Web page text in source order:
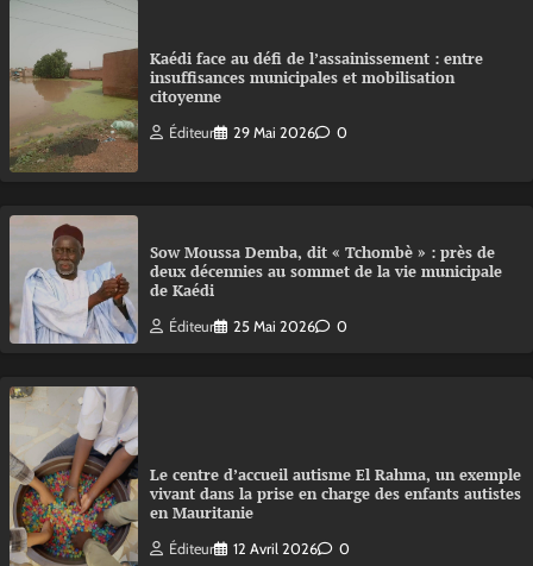
Kaédi face au défi de l’assainissement : entre
insuffisances municipales et mobilisation
citoyenne
Éditeur 29 Mai 2026 0
Sow Moussa Demba, dit « Tchombè » : près de
deux décennies au sommet de la vie municipale
de Kaédi
Éditeur 25 Mai 2026 0
Le centre d’accueil autisme El Rahma, un exemple
vivant dans la prise en charge des enfants autistes
en Mauritanie
Éditeur 12 Avril 2026 0